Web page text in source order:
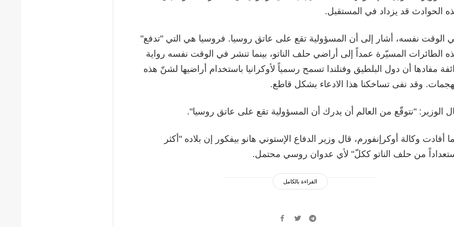
الحوادث قد يزداد في المستقبل.
الوقت نفسه، أشار إلى أن المسؤولية تقع على عاتق روسيا. فروسيا هي التي "تدفع"
الطائرات المسيّرة عمداً إلى أراضي حلف الناتو، بينما تنشر في الوقت نفسه رواية
مفادها أن دول البلطيق وفنلندا تسمح رسمياً لأوكرانيا باستخدام أراضيها لشنّ هذه
وقد نفى تساخكنا هذا الادعاء بشكل قاطع.
الوزير: "نتوقّع من العالم أن يدرك أن المسؤولية تقع على عاتق روسيا".
أفادت وكالة أوكرإنفورم، قال وزير الدفاع الإستوني هانو بيفكور إن بلاده "أكثر
من حلف الناتو ككلّ" لأي عدوان روسي محتمل.
القراءة بالكامل